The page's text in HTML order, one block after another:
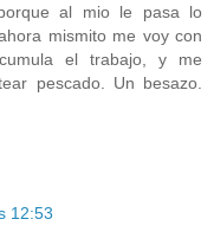
al mio le pasa lo
mismito me voy con
el trabajo, y me
pescado. Un besazo.
12:53